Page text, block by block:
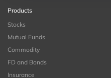
Products
Stocks
Mutual Funds
Commodity
FD and Bonds
Insurance